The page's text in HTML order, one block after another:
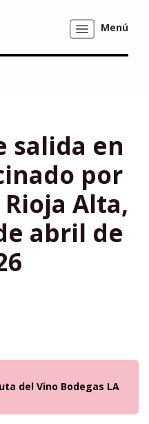
Mostrar/ocultar
navegación
Menú
salida en
por
Rioja Alta,
abril de
del Vino Bodegas LA